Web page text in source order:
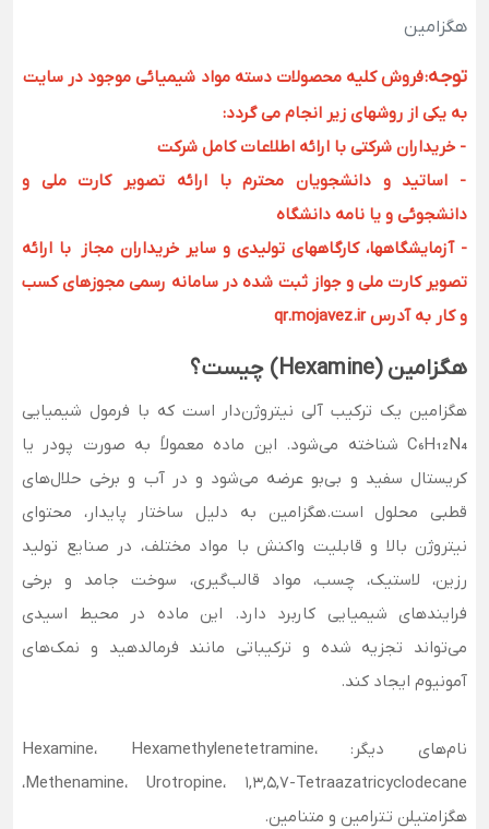
هگزامین
توجه:فروش کلیه محصولات دسته مواد شیمیائی موجود در سایت
به یکی از روشهای زیر انجام می گردد:
- خریداران شرکتی با ارائه اطلاعات کامل شرکت
- اساتید و دانشجویان محترم با ارائه تصویر کارت ملی و
دانشجوئی و یا نامه دانشگاه
- آزمایشگاهها، کارگاههای تولیدی و سایر خریداران مجاز با ارائه
تصویر کارت ملی و جواز ثبت شده در سامانه رسمی مجوزهای کسب
و کار به آدرس qr.mojavez.ir
هگزامین (Hexamine) چیست؟
هگزامین یک ترکیب آلی نیتروژن‌دار است که با فرمول شیمیایی
C₆H₁₂N₄ شناخته می‌شود. این ماده معمولاً به صورت پودر یا
کریستال سفید و بی‌بو عرضه می‌شود و در آب و برخی حلال‌های
قطبی محلول است.هگزامین به دلیل ساختار پایدار، محتوای
نیتروژن بالا و قابلیت واکنش با مواد مختلف، در صنایع تولید
رزین، لاستیک، چسب، مواد قالب‌گیری، سوخت جامد و برخی
فرایندهای شیمیایی کاربرد دارد. این ماده در محیط اسیدی
می‌تواند تجزیه شده و ترکیباتی مانند فرمالدهید و نمک‌های
آمونیوم ایجاد کند.
نام‌های دیگر: Hexamine، Hexamethylenetetramine،
Methenamine، Urotropine، 1,3,5,7-Tetraazatricyclodecane،
هگزامتیلن تترامین و متنامین.